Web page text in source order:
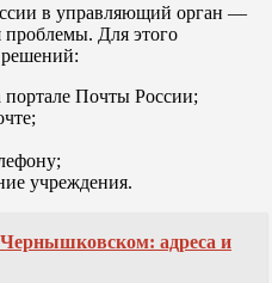
в управляющий орган —
Для этого
решений:
портале Почты России;
учреждения.
адреса и